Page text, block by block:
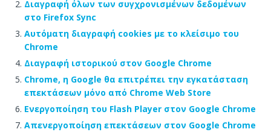
Διαγραφή όλων των συγχρονισμένων δεδομένων
στο Firefox Sync
Αυτόματη διαγραφή cookies με το κλείσιμο του
Chrome
Διαγραφή ιστορικού στον Google Chrome
Chrome, η Google θα επιτρέπει την εγκατάσταση
επεκτάσεων μόνο από Chrome Web Store
Ενεργοποίηση του Flash Player στον Google Chrome
Απενεργοποίηση επεκτάσεων στον Google Chrome